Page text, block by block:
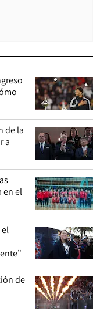
de la
a
en el
de